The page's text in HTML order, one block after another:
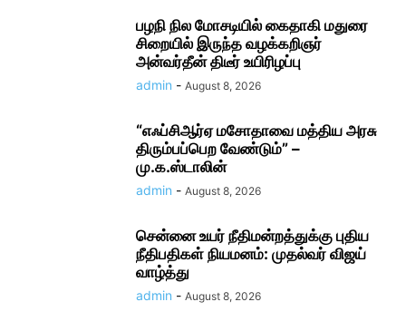
பழநி நில மோசடியில் கைதாகி மதுரை
சிறையில் இருந்த வழக்கறிஞர்
அன்வர்தீன் திடீர் உயிரிழப்பு
admin - August 8, 2026
“எஃப்சிஆர்ஏ மசோதாவை மத்திய அரசு
திரும்பப்பெற வேண்டும்” –
மு.க.ஸ்டாலின்
admin - August 8, 2026
சென்னை உயர் நீதிமன்றத்துக்கு புதிய
நீதிபதிகள் நியமனம்: முதல்வர் விஜய்
வாழ்த்து
admin - August 8, 2026